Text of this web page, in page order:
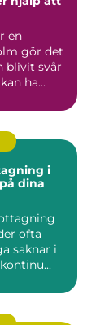
en
gör det
blivit svår
ha...
i
ofta
saknar i